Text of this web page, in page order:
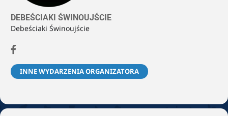
DEBEŚCIAKI ŚWINOUJŚCIE
Debeściaki Świnoujście
INNE WYDARZENIA ORGANIZATORA